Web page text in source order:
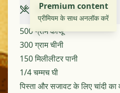
Premium content
प्रीमियम के साथ अनलॉक करें
Ingredients
500 ग्राम काजू
300 ग्राम चीनी
150 मिलीलीटर पानी
1/4 चम्मच घी
पिस्ता और सजावट के लिए चांदी का